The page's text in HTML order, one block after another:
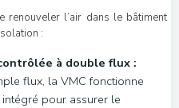
renouveler l’air dans le bâtiment
:
à double flux :
flux, la VMC fonctionne
pour assurer le